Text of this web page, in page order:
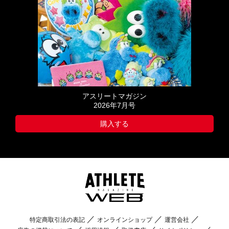
アスリートマガジン
2026年7月号
購入する
特定商取引法の表記 オンラインショップ
運営会社